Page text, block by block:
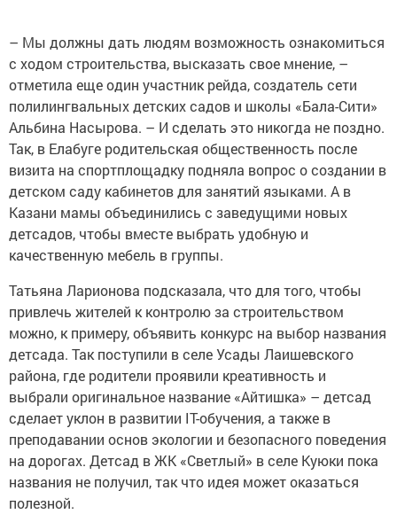
– Мы должны дать людям возможность ознакомиться
с ходом строительства, высказать свое мнение, –
отметила еще один участник рейда, создатель сети
полилингвальных детских садов и школы «Бала-Сити»
Альбина Насырова. – И сделать это никогда не поздно.
Так, в Елабуге родительская общественность после
визита на спортплощадку подняла вопрос о создании в
детском саду кабинетов для занятий языками. А в
Казани мамы объединились с заведущими новых
детсадов, чтобы вместе выбрать удобную и
качественную мебель в группы.
Татьяна Ларионова подсказала, что для того, чтобы
привлечь жителей к контролю за строительством
можно, к примеру, объявить конкурс на выбор названия
детсада. Так поступили в селе Усады Лаишевского
района, где родители проявили креативность и
выбрали оригинальное название «Айтишка» – детсад
сделает уклон в развитии IT-обучения, а также в
преподавании основ экологии и безопасного поведения
на дорогах. Детсад в ЖК «Светлый» в селе Куюки пока
названия не получил, так что идея может оказаться
полезной.